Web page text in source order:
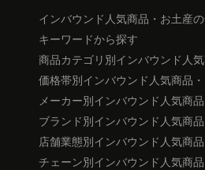
インバウンド人気商品・お土産
キーワードから探す
商品カテゴリ別インバウンド人
価格帯別インバウンド人気商品
メーカー別インバウンド人気商
ブランド別インバウンド人気商
店舗業態別インバウンド人気商
チェーン別インバウンド人気商